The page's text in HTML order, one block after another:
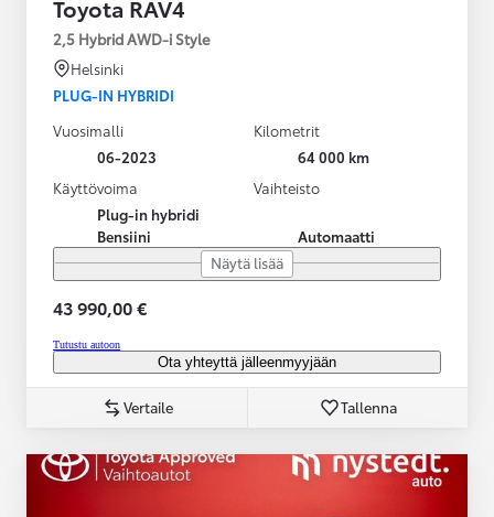
Toyota RAV4
2,5 Hybrid AWD-i Style
Helsinki
PLUG-IN HYBRIDI
Vuosimalli
06-2023
Kilometrit
64 000 km
Käyttövoima
Plug-in hybridi
Bensiini
Vaihteisto
Automaatti
Näytä lisää
43 990,00 €
Tutustu autoon
Ota yhteyttä jälleenmyyjään
Vertaile Tallenna